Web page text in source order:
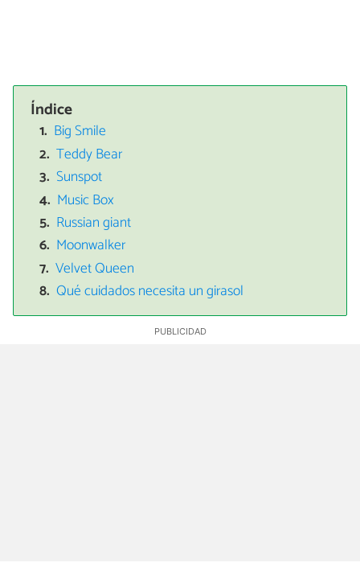
Índice
Big Smile
Teddy Bear
Sunspot
Music Box
Russian giant
Moonwalker
Velvet Queen
Qué cuidados necesita un girasol